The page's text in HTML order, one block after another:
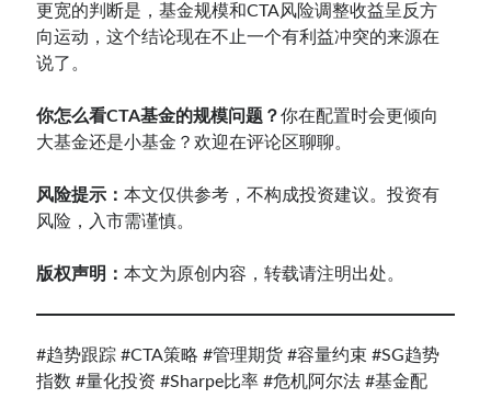
更宽的判断是，基金规模和CTA风险调整收益呈反方
向运动，这个结论现在不止一个有利益冲突的来源在
说了。
你怎么看CTA基金的规模问题？你在配置时会更倾向
大基金还是小基金？欢迎在评论区聊聊。
风险提示：本文仅供参考，不构成投资建议。投资有
风险，入市需谨慎。
版权声明：本文为原创内容，转载请注明出处。
#趋势跟踪 #CTA策略 #管理期货 #容量约束 #SG趋势
指数 #量化投资 #Sharpe比率 #危机阿尔法 #基金配